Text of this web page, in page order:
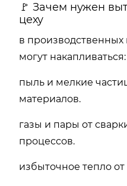
🚩 Зачем нужен
цеху
в
могут накапливаться:
пыль и мелкие
материалов.
газы и пары от
процессов.
избыточное тепло